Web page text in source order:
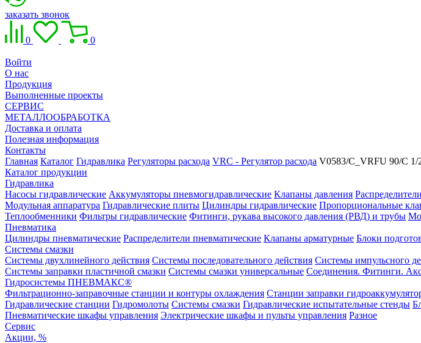
заказать звонок
0 0
Войти
О нас
Продукция
Выполненные проекты
СЕРВИС
МЕТАЛЛООБРАБОТКА
Доставка и оплата
Полезная информация
Контакты
Главная Каталог Гидравлика Регуляторы расхода VRC - Регулятор расхода V0583/C_VRFU 90/C 1/
Каталог продукции
Гидравлика
Насосы гидравлические Аккумуляторы пневмогидравлические Клапаны давления
Модульная аппаратура Гидравлические плиты Цилиндры гидравлические Пропорциональные
Теплообменники Фильтры гидравлические Фитинги, рукава высокого давления (РВД) и трубы
Пневматика
Цилиндры пневматические Распределители пневматические Клапаны арматурные Блоки
Системы смазки
Системы двухлинейного действия Системы последовательного действия Системы импульсного
Системы заправки пластичной смазки Системы смазки универсальные Соединения. Фитинги.
Гидросистемы ПНЕВМАКС®
Фильтрационно-заправочные станции и контуры охлаждения Станции заправки
Гидравлические станции Гидромолоты Системы смазки Гидравлические испытательные стенды
Пневматические шкафы управления Электрические шкафы и пульты управления Разное
Сервис
Акции, %